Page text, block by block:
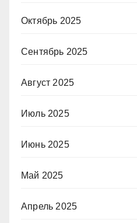
Октябрь 2025
Сентябрь 2025
Август 2025
Июль 2025
Июнь 2025
Май 2025
Апрель 2025